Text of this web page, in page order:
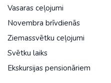
Vasaras ceļojumi
Novembra brīvdienās
Ziemassvētku ceļojumi
Svētku laiks
Ekskursijas pensionāriem